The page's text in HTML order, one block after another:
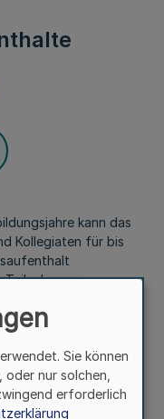
kann das
Kollegiaten für bis
am
wird die
Semester
der Eingangsphase
Sie können
nur solchen,
erforderlich